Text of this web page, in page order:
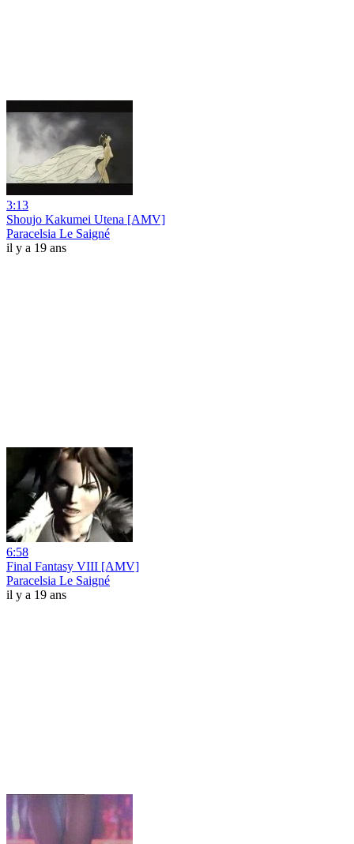
3:13
Shoujo Kakumei Utena [AMV]
Paracelsia Le Saigné
il y a 19 ans
6:58
Final Fantasy VIII [AMV]
Paracelsia Le Saigné
il y a 19 ans